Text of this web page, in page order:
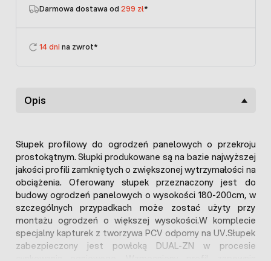
Darmowa dostawa od 299 zł*
14 dni na zwrot*
Opis
Słupek profilowy do ogrodzeń panelowych o przekroju
prostokątnym. Słupki produkowane są na bazie najwyższej
jakości profili zamkniętych o zwiększonej wytrzymałości na
obciążenia. Oferowany słupek przeznaczony jest do
budowy ogrodzeń panelowych o wysokości 180-200cm, w
szczególnych przypadkach może zostać użyty przy
montażu ogrodzeń o większej wysokości.W komplecie
specjalny kapturek z tworzywa PCV odporny na UV.Słupek
zabezpieczony jest powłoką DUAL-ZN w procesie